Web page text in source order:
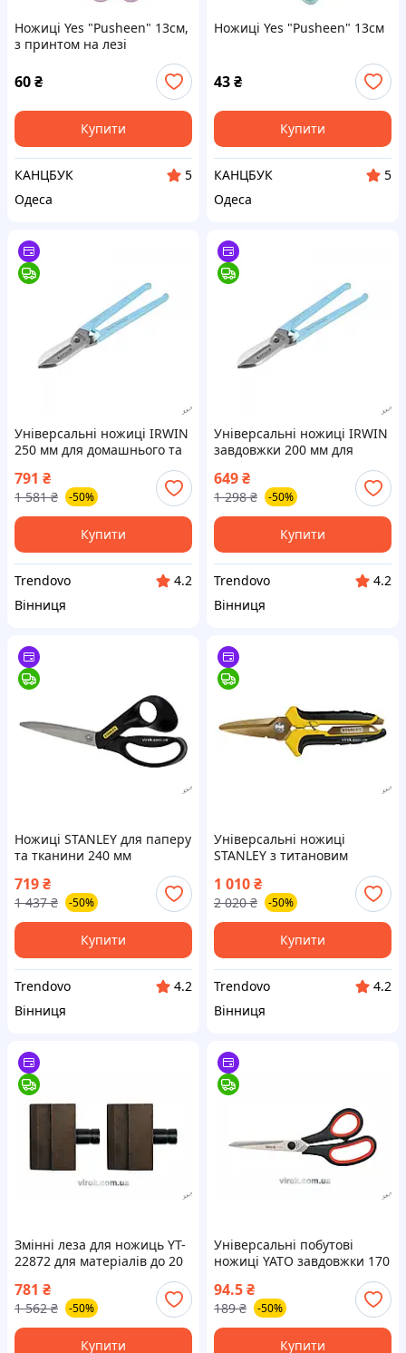
Ножиці Yes "Pusheen" 13см,
з принтом на лезі
60₴
Купити
КАНЦБУК
5
Одеса
Ножиці Yes "Pusheen" 13см
43₴
Купити
КАНЦБУК
5
Одеса
Універсальні ножиці IRWIN
250 мм для домашнього та
використання з надійним
різом
791 ₴
1 581 ₴ -50%
Купити
Trendovo
4.2
Вінниця
Універсальні ножиці IRWIN
завдовжки 200 мм для
різання в домашніх і
професійних умовах
649₴
1 298 ₴ -50%
Купити
Trendovo
4.2
Вінниця
Ножиці STANLEY для паперу
та тканини 240 мм
ідеальний інструмент для
точного різання та
творчості
719₴
1 437 ₴ -50%
Купити
Trendovo
4.2
Вінниця
Універсальні ножиці
STANLEY з титановим
ергономічною ручкою з
пластику та гуми 200 х 60
мм
1 010₴
2 020 ₴ -50%
Купити
Trendovo
4.2
Вінниця
Змінні леза для ножиць YT-
22872 для матеріалів до 20
781 ₴
1 562 ₴ -50%
Купити
Універсальні побутові
ножиці YATO завдовжки 170
використання в домашніх
умовах
94.5₴
189 ₴ -50%
Купити